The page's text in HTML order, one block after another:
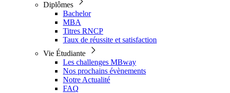
Diplômes
Bachelor
MBA
Titres RNCP
Taux de réussite et satisfaction
Vie Étudiante
Les challenges MBway
Nos prochains évènements
Notre Actualité
FAQ